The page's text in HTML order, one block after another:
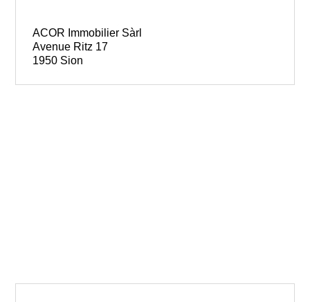
ACOR Immobilier Sàrl
Avenue Ritz 17
1950 Sion